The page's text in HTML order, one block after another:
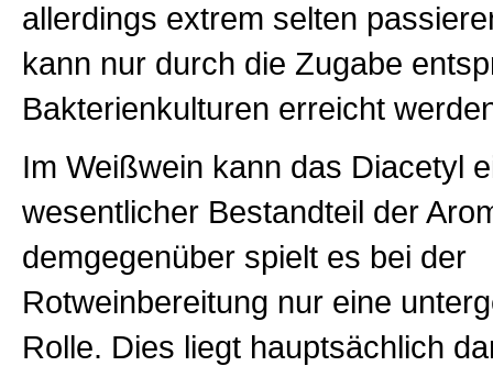
allerdings extrem selten
kann nur durch die Zugabe
Bakterienkulturen erreicht
Im Weißwein kann das Diacetyl
wesentlicher Bestandteil der
demgegenüber spielt es bei der
Rotweinbereitung nur eine
Rolle. Dies liegt hauptsächlich